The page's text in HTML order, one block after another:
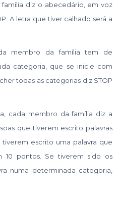
diz o abecedário, em voz
A letra que tiver calhado será a
membro da família tem de
categoria, que se inicie com
todas as categorias diz STOP
cada membro da família diz a
que tiverem escrito palavras
escrito uma palavra que
10 pontos. Se tiverem sido os
numa determinada categoria,